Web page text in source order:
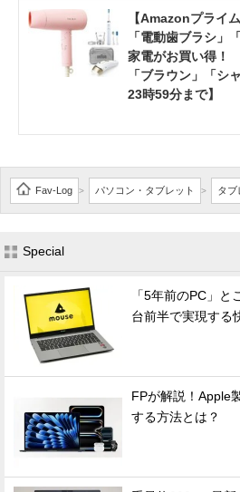
【Amazonプライ
「電動歯ブラシ」
家電がお買い得！
「ブラウン」「シ
23時59分まで】
Fav-Log > パソコン・タブレット > タブ
Special
「5年前のPC」と
台前半で実現する
FPが解説！Apple
する方法とは？